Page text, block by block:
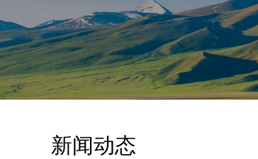
新闻动态